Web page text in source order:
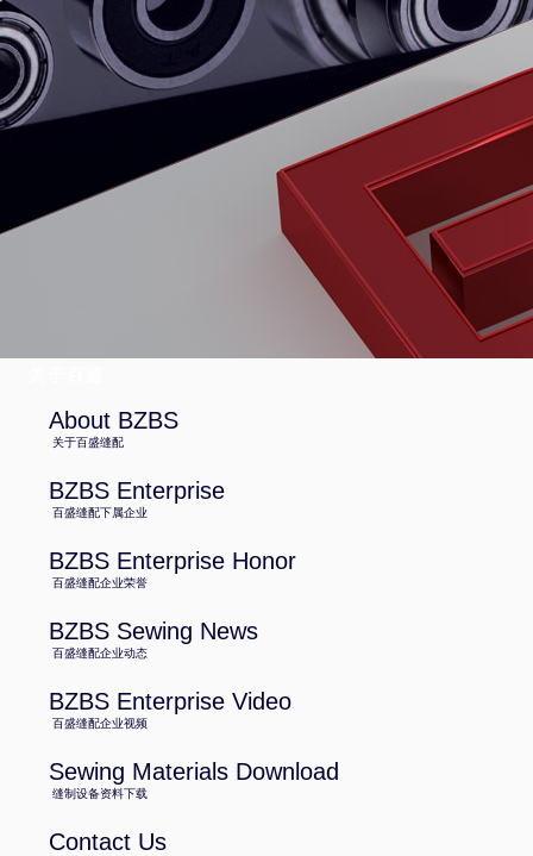
About BZBS
关于百盛缝配
BZBS Enterprise
百盛缝配下属企业
BZBS Enterprise Honor
百盛缝配企业荣誉
BZBS Sewing News
百盛缝配企业动态
BZBS Enterprise Video
百盛缝配企业视频
Sewing Materials Download
缝制设备资料下载
Contact Us